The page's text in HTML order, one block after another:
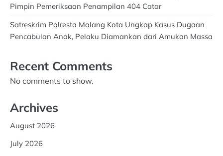
Pimpin Pemeriksaan Penampilan 404 Catar
Satreskrim Polresta Malang Kota Ungkap Kasus Dugaan
Pencabulan Anak, Pelaku Diamankan dari Amukan Massa
Recent Comments
No comments to show.
Archives
August 2026
July 2026